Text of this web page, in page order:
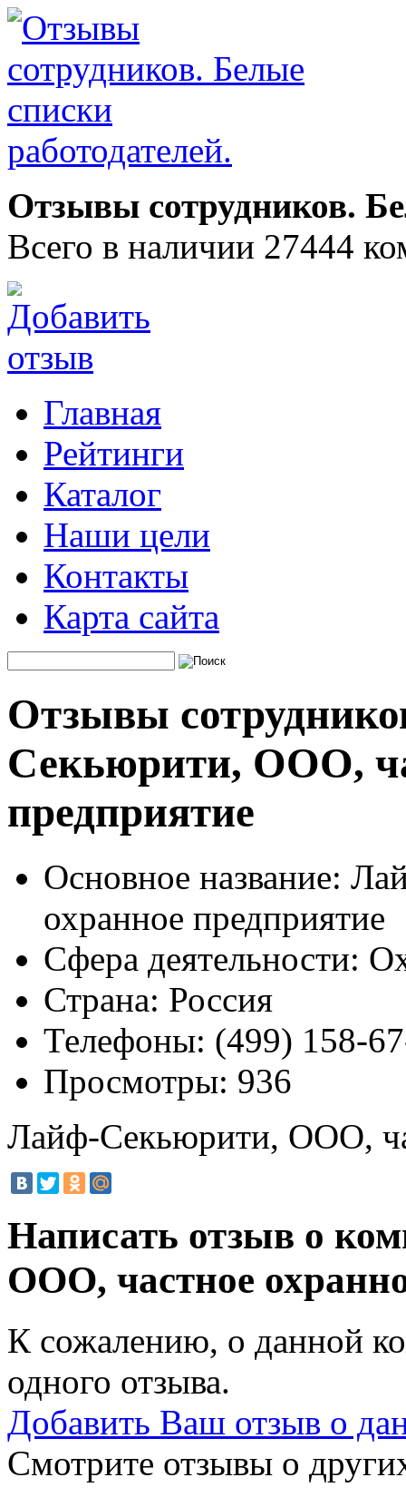
Отзывы сотрудников.
Всего в наличии 27444
Главная
Рейтинги
Каталог
Наши цели
Контакты
Карта сайта
Отзывы
Секьюрити, ООО,
предприятие
Основное название:
охранное предприятие
Сфера деятельности:
Страна: Россия
Телефоны: (499) 158-
Просмотры: 936
Лайф-Секьюрити, ООО,
Написать отзыв о
ООО, частное
К сожалению, о данной
одного отзыва.
Добавить Ваш отзыв о
Смотрите отзывы о